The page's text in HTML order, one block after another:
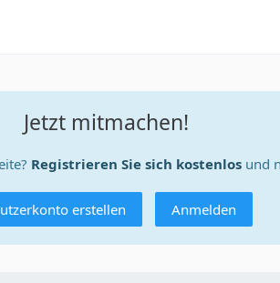
Jetzt mitmachen!
Registrieren Sie sich kostenlos und
erstellen Anmelden